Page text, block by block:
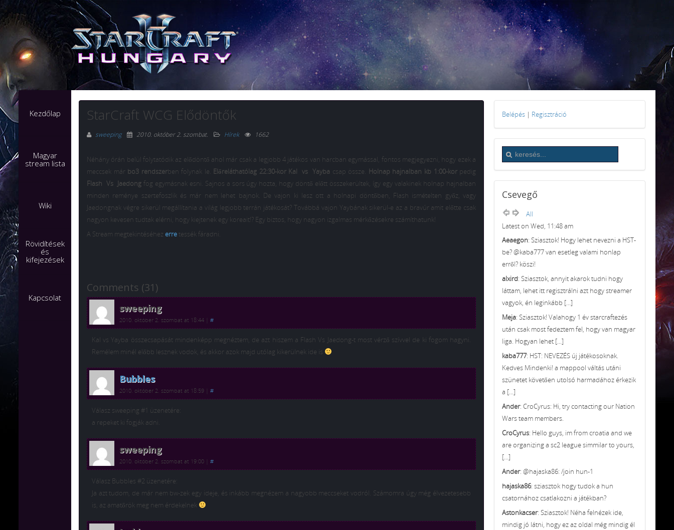
Kezdőlap
Magyar
stream lista
Wiki
Rövidítések
és
kifejezések
Kapcsolat
StarCraft WCG Elődöntők
sweeping 2010. október 2. szombat. Hírek 1662
Néhány órán belül folytatódik az elődöntő ahol már csak a legjobb 4 játékos van harcban egymással, fontos megjegyezni, hogy ezek a
meccsek már bo3 rendszerben folynak le. Előreláthatólag 22:30-kor Kal vs Yayba csap össze. Holnap hajnalban kb 1:00-korpedig
Flash Vs Jaedongfog egymásnak esni. Sajnos a sors úgy hozta, hogy döntő előtt összekerültek, így egy valakinek holnap hajnalban
minden reménye szertefoszlik és már nem lehet bajnok. De vajon ki lesz ott a holnapi döntőben, Flash ismételten győz, vagy
Jaedongnak végre sikerül megállítania a világ legjobb terrán játékosát? Továbbá vajon Yaybának sikerül-e az a bravúr amit előtte csak
nagyon kevesen tudtak elérni, hogy kiejtenek egy koreait!? Egy biztos, hogy nagyon izgalmas mérkőzésekre számíthatunk!
A Stream megtekintéséhez erretessék fáradni.
Comments (31)
sweeping
2010. október 2. szombat at 18:44 #
Kal vs Yayba összecsapását mindenképp megnéztem, de azt hiszem a Flash Vs Jaedong-t most vérző szívvel de ki fogom hagyni.
Remélem minél előbb lesznek vodok, és akkor azok majd utólag kikerülnek ide is
Bubbles
2010. október 2. szombat at 18:59 #
Válasz sweeping #1 üzenetére:
a repeket ki fogják adni.
sweeping
2010. október 2. szombat at 19:00 #
Válasz Bubbles #2 üzenetére:
Ja azt tudom, de már nem bw-zek egy ideje, és inkább megnézem a nagyobb meccseket vodról. Számomra úgy még élvezetesebb
is, az amatőrök meg nem érdekelnek
Belépés | Regisztráció
Csevegő
All
Latest on Wed, 11:48 am
Aeaegon: Sziasztok! Hogy lehet nevezni a HST-
be? @kaba777 van esetleg valami honlap
erről? köszi!
alxird: Sziasztok, annyit akarok tudni hogy
láttam, lehet itt regisztrálni azt hogy streamer
vagyok, én leginkább [...]
Meja: Sziasztok! Valahogy 1 év starcraftezés
után csak most fedeztem fel, hogy van magyar
liga. Hogyan lehet [...]
kaba777: HST: NEVEZÉS új játékosoknak.
Kedves Mindenki! a mappool váltás utáni
szünetet követően utolsó harmadához érkezik
a [...]
Ander: CroCyrus: Hi, try contacting our Nation
Wars team members.
CroCyrus: Hello guys, im from croatia and we
are organizing a sc2 league simmilar to yours,
[...]
Ander: @hajaska86: /join hun-1
hajaska86: sziasztok hogy tudok a hun
csatornához csatlakozni a játékban?
Astonkacser: Sziasztok! Néha felnézek ide,
mindig jó látni, hogy ez az oldal még mindig él